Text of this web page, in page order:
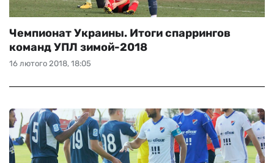
16 лютого 2018, 18:05
Чемпионат Украины. Итоги спаррингов
команд УПЛ зимой-2018